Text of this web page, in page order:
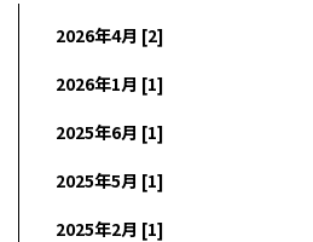
2026年4月 [2]
2026年1月 [1]
2025年6月 [1]
2025年5月 [1]
2025年2月 [1]